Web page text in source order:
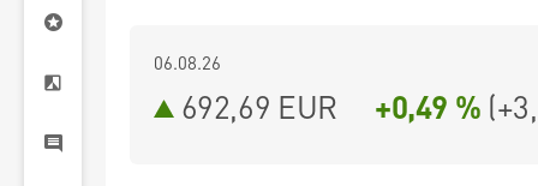
06.08.26
692,69 EUR +0,49 % (